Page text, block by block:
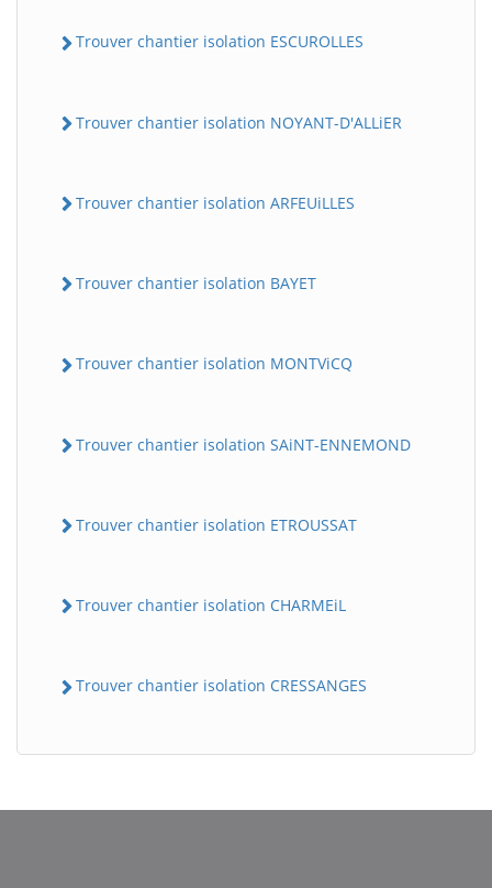
Trouver chantier isolation ESCUROLLES
Trouver chantier isolation NOYANT-D'ALLiER
Trouver chantier isolation ARFEUiLLES
Trouver chantier isolation BAYET
Trouver chantier isolation MONTViCQ
Trouver chantier isolation SAiNT-ENNEMOND
Trouver chantier isolation ETROUSSAT
Trouver chantier isolation CHARMEiL
Trouver chantier isolation CRESSANGES
Assistant en ligne